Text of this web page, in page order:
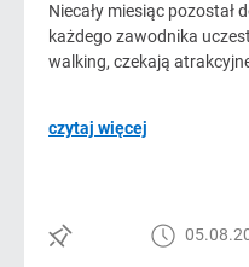
Niecały miesiąc pozostał
każdego zawodnika
walking, czekają
czytaj więcej